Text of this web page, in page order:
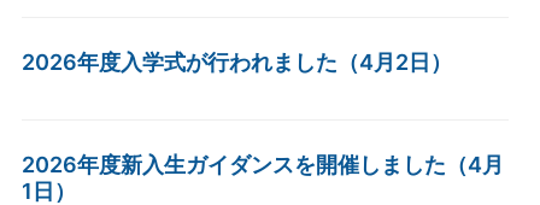
2026年度入学式が行われました（4月2日）
2026年度新入生ガイダンスを開催しました（4月
1日）